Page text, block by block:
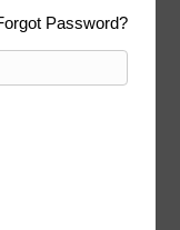
Password?